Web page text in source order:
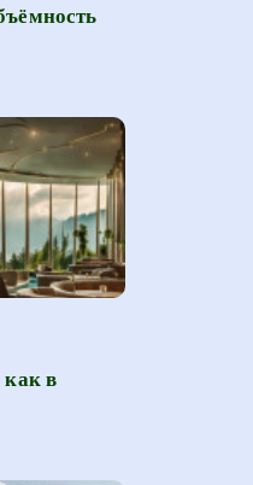
как в